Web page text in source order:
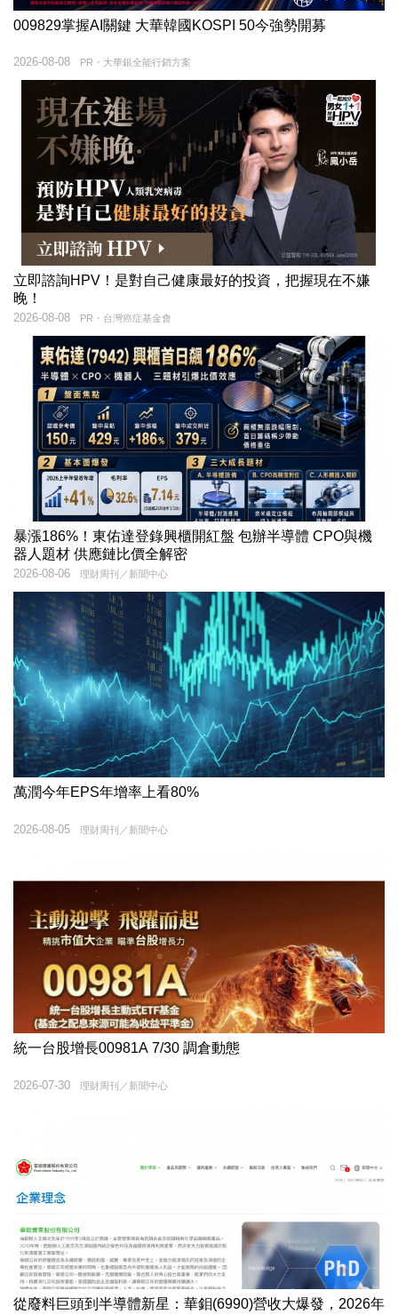
009829掌握AI關鍵 大華韓國KOSPI 50今強勢開募
PR・大華銀全能行銷方案
2026-08-08
立即諮詢HPV！是對自己健康最好的投資，把握現在不嫌
晚！
PR・台灣癌症基金會
2026-08-08
暴漲186%！東佑達登錄興櫃開紅盤 包辦半導體 CPO與機
器人題材 供應鏈比價全解密
理財周刊／新聞中心
2026-08-06
萬潤今年EPS年增率上看80%
理財周刊／新聞中心
2026-08-05
統一台股增長00981A 7/30 調倉動態
理財周刊／新聞中心
2026-07-30
從廢料巨頭到半導體新星：華鉬(6990)營收大爆發，2026年